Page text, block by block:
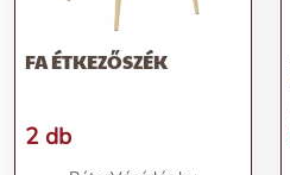
FA ÉTKEZŐSZÉK
2 db